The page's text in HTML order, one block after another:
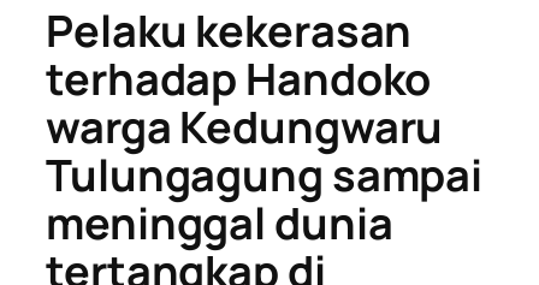
Pelaku kekerasan
terhadap Handoko
warga Kedungwaru
Tulungagung sampai
meninggal dunia
tertangkap di